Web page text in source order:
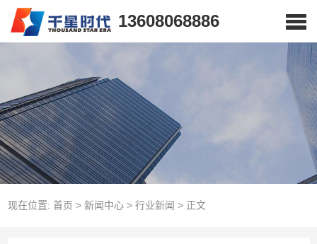
13608068886
现在位置: 首页 > 新闻中心> 行业新闻 > 正文